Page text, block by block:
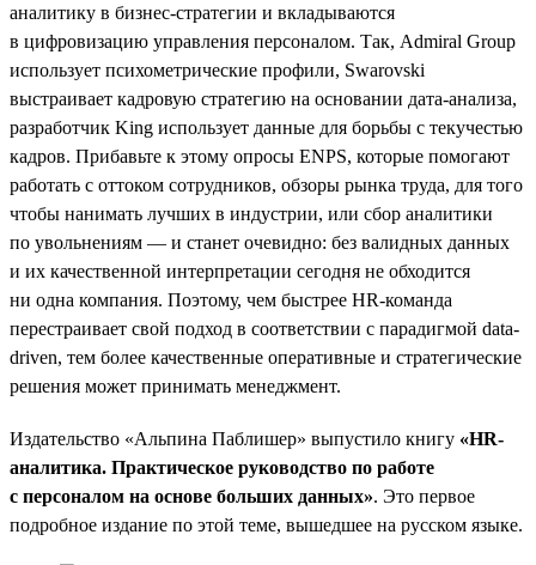
аналитику в бизнес-стратегии и вкладываются
в цифровизацию управления персоналом. Так, Admiral Group
использует психометрические профили, Swarovski
выстраивает кадровую стратегию на основании дата-анализа,
разработчик King использует данные для борьбы с текучестью
кадров. Прибавьте к этому опросы ENPS, которые помогают
работать с оттоком сотрудников, обзоры рынка труда, для того
чтобы нанимать лучших в индустрии, или сбор аналитики
по увольнениям — и станет очевидно: без валидных данных
и их качественной интерпретации сегодня не обходится
ни одна компания. Поэтому, чем быстрее HR-команда
перестраивает свой подход в соответствии с парадигмой data-
driven, тем более качественные оперативные и стратегические
решения может принимать менеджмент.
Издательство «Альпина Паблишер» выпустило книгу «HR-
аналитика. Практическое руководство по работе
с персоналом на основе больших данных». Это первое
подробное издание по этой теме, вышедшее на русском языке.